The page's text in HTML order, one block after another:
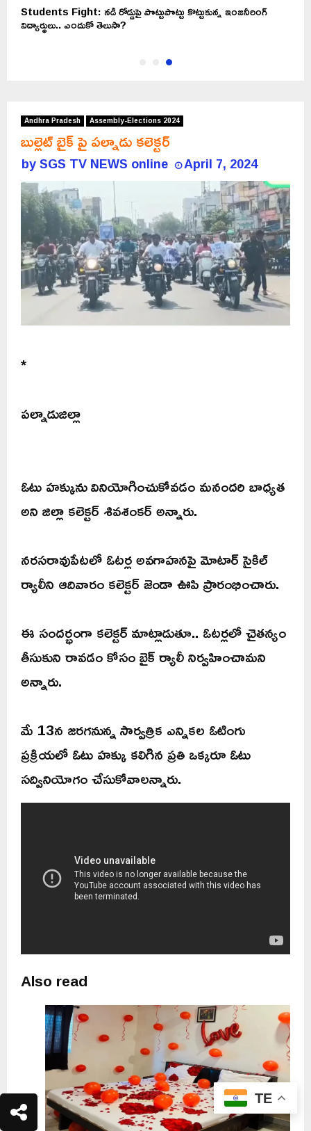
Students Fight: నడి రోడ్డుపై పొట్టుపొట్టు కొట్టుకున్న ఇంజనీరింగ్‌
విద్యార్థులు.. ఎందుకో తెలుసా?
Andhra Pradesh Assembly-Elections 2024
బుల్లెట్ బైక్ పై పల్నాడు కలెక్టర్
bySGS TV NEWS online April 7, 2024
*
పల్నాడుజిల్లా
ఓటు హక్కును వినియోగించుకోవడం మనందరి బాధ్యత
అని జిల్లా కలెక్టర్ శివశంకర్ అన్నారు.
నరసరావుపేటలో ఓటర్ల అవగాహనపై మోటార్ సైకిల్
ర్యాలీని ఆదివారం కలెక్టర్ జెండా ఊపి ప్రారంభించారు.
ఈ సందర్భంగా కలెక్టర్ మాట్లాడుతూ.. ఓటర్లలో చైతన్యం
తీసుకుని రావడం కోసం బైక్ ర్యాలీ నిర్వహించామని
అన్నారు.
మే 13న జరగనున్న సార్వత్రిక ఎన్నికల ఓటింగు
ప్రక్రియలో ఓటు హక్కు కలిగిన ప్రతి ఒక్కరూ ఓటు
సద్వినియోగం చేసుకోవాలన్నారు.
Also read
TE